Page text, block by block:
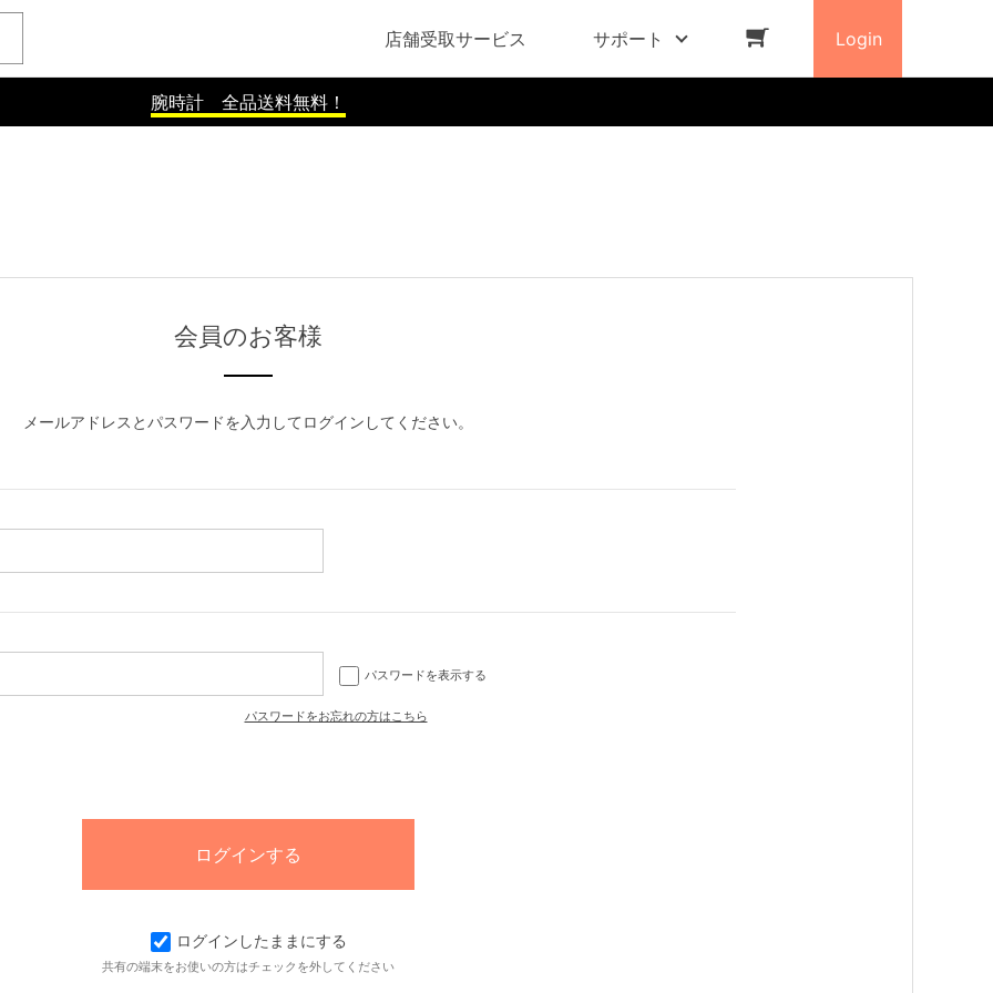
店舗受取サービス サポート Login
腕時計 全品送料無料！
会員のお客様
メールアドレスとパスワードを入力してログインしてください。
パスワードを表示する
パスワードをお忘れの方はこちら
ログインしたままにする
共有の端末をお使いの方はチェックを外してください